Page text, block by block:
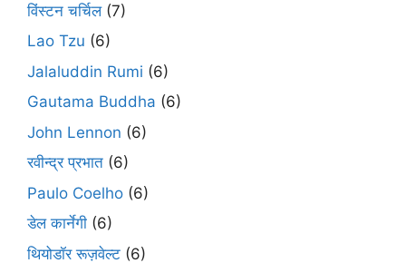
विंस्टन चर्चिल(7)
Lao Tzu (6)
Jalaluddin Rumi (6)
Gautama Buddha (6)
John Lennon (6)
रवीन्द्र प्रभात (6)
Paulo Coelho (6)
डेल कार्नेगी (6)
थियोडॉर रूज़वेल्ट (6)